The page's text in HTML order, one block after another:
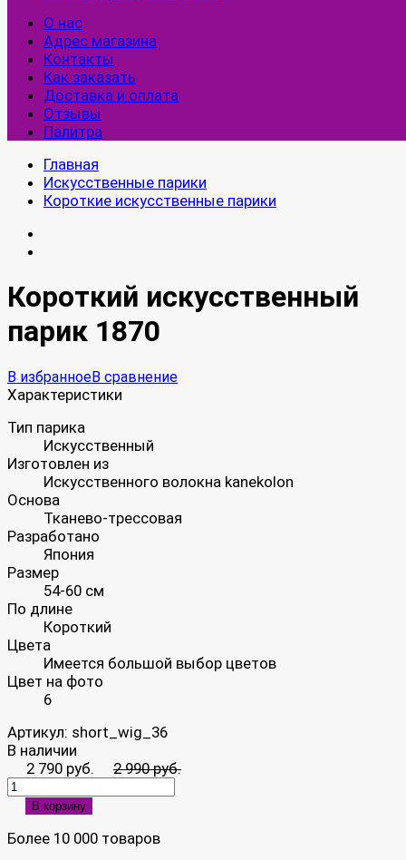
О нас
Адрес магазина
Контакты
Как заказать
Доставка и оплата
Отзывы
Палитра
Главная
Искусственные парики
Короткие искусственные парики
Короткий искусственный
парик 1870
В избранноеВ сравнение
Характеристики
Тип парика
Искусственный
Изготовлен из
Искусственного волокна kanekolon
Основа
Тканево-трессовая
Разработано
Япония
Размер
54-60 см
По длине
Короткий
Цвета
Имеется большой выбор цветов
Цвет на фото
6
Артикул: short_wig_36
В наличии
2 790 руб.
2 990 руб.
В корзину
Более 10 000 товаров